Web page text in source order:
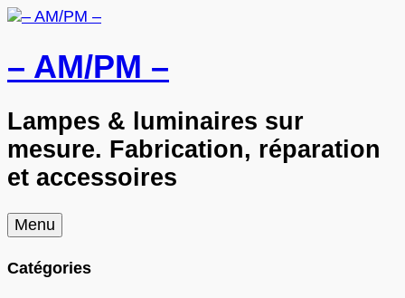
– AM/PM –
Lampes & luminaires sur
mesure. Fabrication, réparation
et accessoires
Menu Skip
to
Catégories